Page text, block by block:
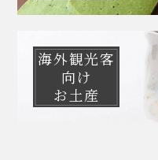
海外観光客
向け
お土産